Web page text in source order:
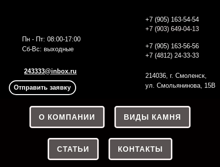
214036, г. Смоленск,
ул. Смольянинова, 15В
Пн - Пт: 08:00-17:00
Сб-Вс: выходные
+7 (905) 163-54-54
+7 (903) 649-04-13
243333@inbox.ru
Отправить заявку
+7 (905) 163-56-56
+7 (4812) 24-33-33
О КОМПАНИИ ВИДЫ КАМНЯ
СТАТЬИ КОНТАКТЫ